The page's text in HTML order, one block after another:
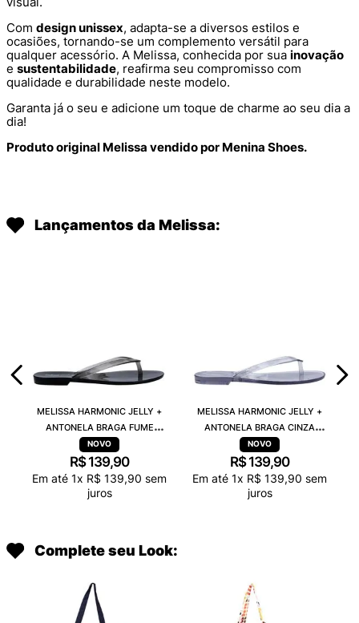
Com design unissex, adapta-se a diversos estilos e
ocasiões, tornando-se um complemento versátil para
qualquer acessório. A Melissa, conhecida por sua inovação
e sustentabilidade, reafirma seu compromisso com
qualidade e durabilidade neste modelo.
Garanta já o seu e adicione um toque de charme ao seu dia a
dia!
Produto original Melissa vendido por Menina Shoes.
Lançamentos da Melissa:
MELISSA HARMONIC JELLY +
ANTONELA BRAGA FUME
TRANSPARENTE 38263
R$ 139,90
Em até 1x R$ 139,90 sem
juros
MELISSA HARMONIC JELLY +
ANTONELA BRAGA CINZA
TRANSPARENTE 38263
R$ 139,90
Em até 1x R$ 139,90 sem
juros
Complete seu Look: